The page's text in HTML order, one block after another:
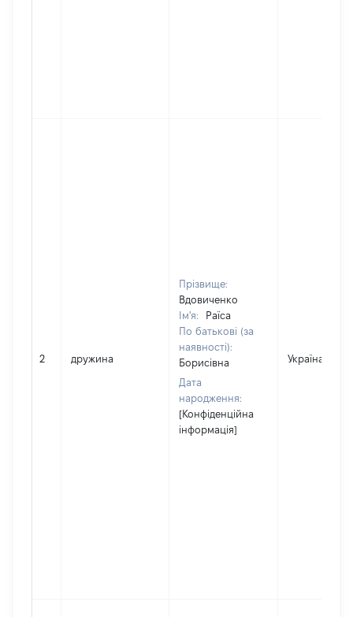
2 дружина
Прізвище:
Вдовиченко
Ім'я:
Раїса
По батькові (за
наявності):
Борисівна
Дата
народження:
[Конфіденційна
інформація]
Україна